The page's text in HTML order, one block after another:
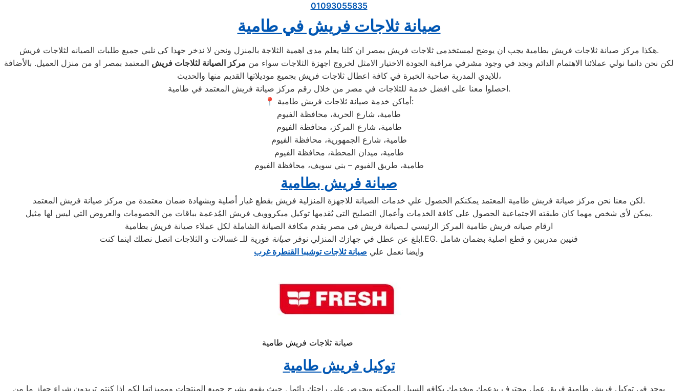
01093055835
صيانة ثلاجات فريش في طامية
هكذا مركز صيانة ثلاجات فريش بطامية يجب ان يوضح لمستخدمى ثلاجات فريش بمصر ان كلنا يعلم مدى اهمية الثلاجة بالمنزل ونحن لا ندخر جهدا كي نلبي جميع طلبات الصيانه لثلاجات فريش.
لكن نحن دائما نولي عملائنا الاهتمام الدائم ونجد في وجود مشرفي مراقبة الجودة الاختيار الامثل لخروج اجهزة الثلاجات سواء من مركز الصيانة لثلاجات فريش المعتمد بمصر او من منزل العميل. بالأضافة
للايدي المدربة صاحبة الخبرة في كافة اعطال ثلاجات فريش بجميع موديلاتها القديم منها والحديث،
احصلوا معنا على افضل خدمة للثلاجات في مصر من خلال رقم مركز صيانة فريش المعتمد في طامية.
📍 أماكن خدمة صيانة ثلاجات فريش طامية:
طامية، شارع الحرية، محافظة الفيوم
طامية، شارع المركز، محافظة الفيوم
طامية، شارع الجمهورية، محافظة الفيوم
طامية، ميدان المحطة، محافظة الفيوم
طامية، طريق الفيوم – بني سويف، محافظة الفيوم
صيانة فريش بطامية
لكن معنا نحن مركز صيانة فريش طامية المعتمد يمكنكم الحصول علي خدمات الصيانة للاجهزة المنزلية فريش بقطع غيار أصلية وبشهادة ضمان معتمدة من مركز صيانة فريش المعتمد.
يمكن لأي شخص مهما كان طبقته الاجتماعية الحصول علي كافة الخدمات وأعمال التصليح التي يُقدمها توكيل ميكروويف فريش المُدعمة بباقات من الخصومات والعروض التي ليس لها مثيل.
ارقام صيانه فريش طامية المركز الرئيسي لـصيانة فريش فى مصر يقدم مكافة الصيانة الشاملة لكل عملاء صيانة فريش بطامية
ابلغ عن عطل في جهازك المنزلي نوفر صيانة
فورية للـ غسالات و الثلاجات اتصل نصلك اينما كنت.EG. فنيين مدربين و قطع اصلية بضمان شامل
وايضا نعمل علي صيانة ثلاجات توشيبا القنطرة غرب
صيانة ثلاجات فريش طامية
توكيل فريش طامية
يوجد فى توكيل فريش طامية فريق عمل محترف يدعمك ويخدمك بكافه السبل الممكنه ويحرص على راحتك دائما , حيث يقوم بشرح جميع المنتجات ومميزاتها لكم اذا كنتم تريدون شراء جهاز ما من